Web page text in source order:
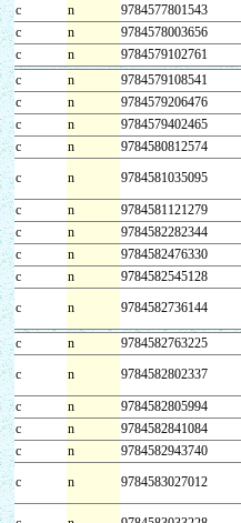
c n 9784577801543
c
n 9784578003656
c
n 9784579102761
c
n 9784579108541
c
n 9784579206476
c
n 9784579402465
c
n 9784580812574
c
n 9784581035095
c n 9784581121279
c
n 9784582282344
c
n 9784582476330
c
n 9784582545128
c
n 9784582736144
c
n 9784582763225
c
n 9784582802337
c
n 9784582805994
c
n 9784582841084
c
n 9784582943740
c
n 9784583027012